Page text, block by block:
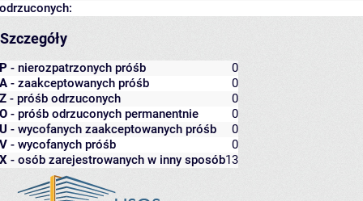
odrzuconych:
Szczegóły
P - nierozpatrzonych próśb
0
A - zaakceptowanych próśb
0
Z - próśb odrzuconych
0
O - próśb odrzuconych permanentnie
0
U - wycofanych zaakceptowanych próśb
0
V - wycofanych próśb
0
X - osób zarejestrowanych w inny sposób13